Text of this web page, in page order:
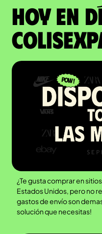
Hoy en
¿Te gusta comprar en
Estados Unidos, pero no
gastos de envío son
solución que necesitas!